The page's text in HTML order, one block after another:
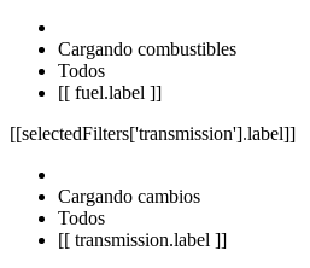
Cargando combustibles
Todos
[[ fuel.label ]]
[[selectedFilters['transmission'].label]]
Cargando cambios
Todos
[[ transmission.label ]]